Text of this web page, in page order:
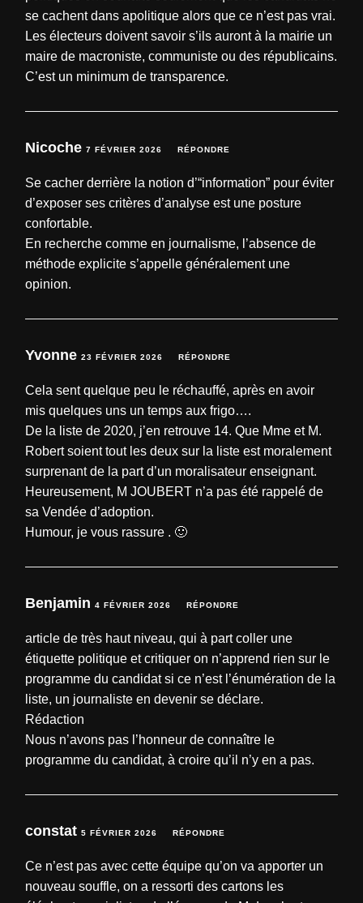
se cachent dans apolitique alors que ce n’est pas vrai.
Les électeurs doivent savoir s’ils auront à la mairie un
maire de macroniste, communiste ou des républicains.
C’est un minimum de transparence.
Nicoche7 FÉVRIER 2026 RÉPONDRE
Se cacher derrière la notion d’“information” pour éviter
d’exposer ses critères d’analyse est une posture
confortable.
En recherche comme en journalisme, l’absence de
méthode explicite s’appelle généralement une
opinion.
Yvonne23 FÉVRIER 2026 RÉPONDRE
Cela sent quelque peu le réchauffé, après en avoir
mis quelques uns un temps aux frigo….
De la liste de 2020, j’en retrouve 14. Que Mme et M.
Robert soient tout les deux sur la liste est moralement
surprenant de la part d’un moralisateur enseignant.
Heureusement, M JOUBERT n’a pas été rappelé de
sa Vendée d’adoption.
Humour, je vous rassure . 🙂
Benjamin 4 FÉVRIER 2026 RÉPONDRE
article de très haut niveau, qui à part coller une
étiquette politique et critiquer on n’apprend rien sur le
programme du candidat si ce n’est l’énumération de la
liste, un journaliste en devenir se déclare.
Rédaction
Nous n’avons pas l’honneur de connaître le
programme du candidat, à croire qu’il n’y en a pas.
constat 5 FÉVRIER 2026 RÉPONDRE
Ce n’est pas avec cette équipe qu’on va apporter un
nouveau souffle, on a ressorti des cartons les